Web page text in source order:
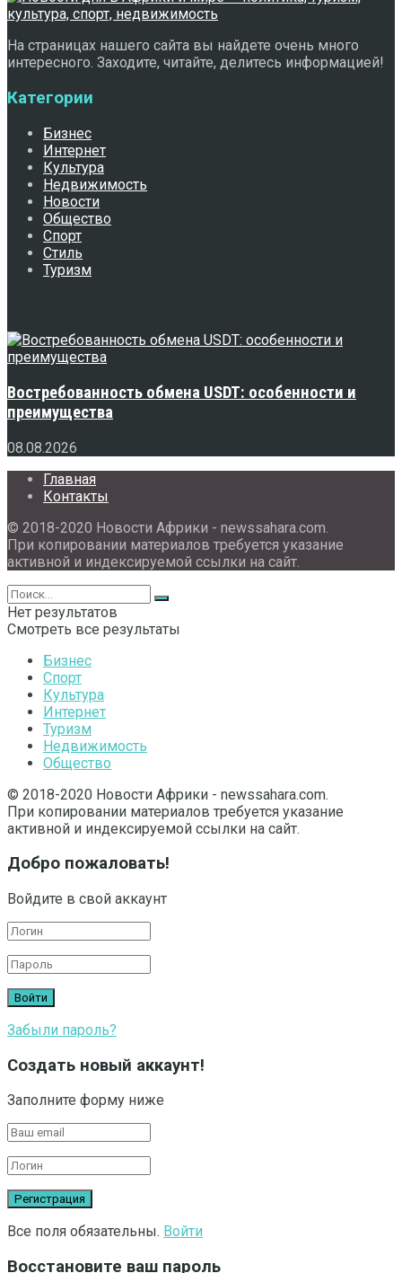
На страницах нашего сайта вы найдете очень много
интересного. Заходите, читайте, делитесь информацией!
Категории
Бизнес
Интернет
Культура
Недвижимость
Новости
Общество
Спорт
Стиль
Туризм
Востребованность обмена USDT: особенности и
преимущества
08.08.2026
Главная
Контакты
© 2018-2020 Новости Африки - newssahara.com.
При копировании материалов требуется указание
активной и индексируемой ссылки на сайт.
Нет результатов
Смотреть все результаты
Бизнес
Спорт
Культура
Интернет
Туризм
Недвижимость
Общество
© 2018-2020 Новости Африки - newssahara.com.
При копировании материалов требуется указание
активной и индексируемой ссылки на сайт.
Добро пожаловать!
Войдите в свой аккаунт
Забыли пароль?
Создать новый аккаунт!
Заполните форму ниже
Все поля обязательны. Войти
Восстановите ваш пароль